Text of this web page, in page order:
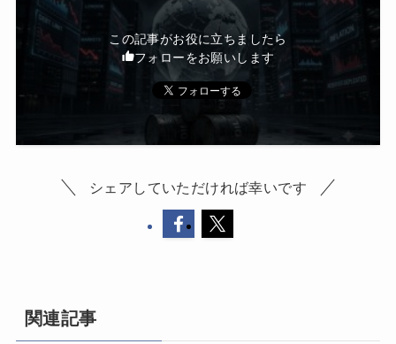
この記事がお役に立ちましたら
フォローをお願いします
シェアしていただければ幸いです
関連記事